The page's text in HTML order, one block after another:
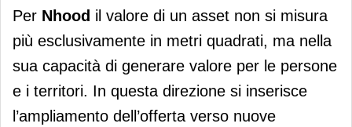
Per Nhood il valore di un asset non si misura
più esclusivamente in metri quadrati, ma nella
sua capacità di generare valore per le persone
e i territori. In questa direzione si inserisce
l’ampliamento dell’offerta verso nuove